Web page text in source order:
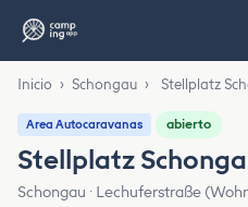
Inicio › Schongau › Stellplatz
Area Autocaravanas abierto
Stellplatz
Schongau · Lechuferstraße